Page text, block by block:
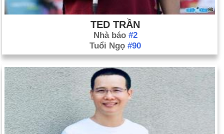
TED TRẦN
Nhà báo #2
Tuổi Ngọ #90